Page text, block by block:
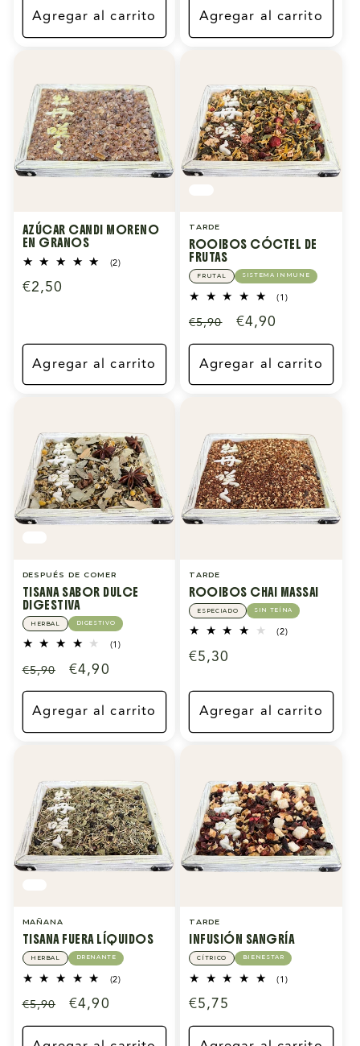
oferta
Agregar al carrito Agregar al carrito
AZÚCAR CANDI MORENO
EN GRANOS
(2)2
Precio
€2,50
Agregar al carrito
TARDE
ROOIBOS CÓCTEL DE
FRUTAS
FRUTAL SISTEMA INMUNE
(1)1
Precio
habitual
€5,90
Precio
de
oferta
€4,90
Agregar al carrito
DESPUÉS DE COMER
TISANA SABOR DULCE
DIGESTIVA
HERBAL DIGESTIVO
(1)1
Precio
habitual
€5,90
Precio
de
oferta
€4,90
Agregar al carrito
TARDE
ROOIBOS CHAI MASSAI
ESPECIADO SIN TEÍNA
(2)2
Precio
€5,30
Agregar al carrito
MAÑANA
TISANA FUERA LÍQUIDOS
HERBAL DRENANTE
(2)2
Precio
habitual
€5,90
Precio
de
€4,90
TARDE
INFUSIÓN SANGRÍA
CÍTRICO BIENESTAR
(1)1
Precio
habitual
€5,75